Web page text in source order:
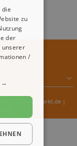
by: 1A-Reisemarkt.de |
die
zu
der
unserer
/
→